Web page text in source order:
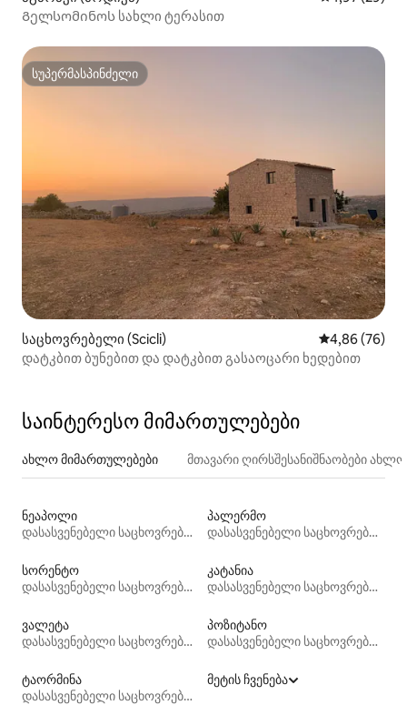
Გელსომინოს სახლი ტერასით
სუპერმასპინძელი
სუპერმასპინძელი
საცხოვრებელი (Scicli) საშუალო
4,86 (76)
დატკბით ბუნებით და დატკბით გასაოცარი ხედებით
საინტერესო მიმართულებები
ახლო მიმართულებები მთავარი ღირსშესანიშნაობები
ნეაპოლი
დასასვენებელი საცხოვრებლები
პალერმო
დასასვენებელი საცხოვრებლები
სორენტო
დასასვენებელი საცხოვრებლები
კატანია
დასასვენებელი საცხოვრებლები
ვალეტა
დასასვენებელი საცხოვრებლები
პოზიტანო
დასასვენებელი საცხოვრებლები
ტაორმინა
დასასვენებელი საცხოვრებლები
მეტის ჩვენება